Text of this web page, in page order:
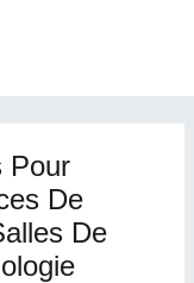
Pour
De
De